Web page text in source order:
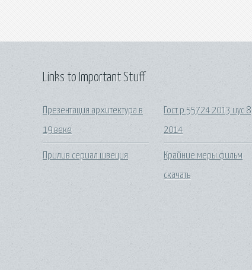
Links to Important Stuff
Презентация архитектура в
19 веке
Прилив сериал швеция
Гост р 55724 2013 иус 8
2014
Крайние меры фильм
скачать